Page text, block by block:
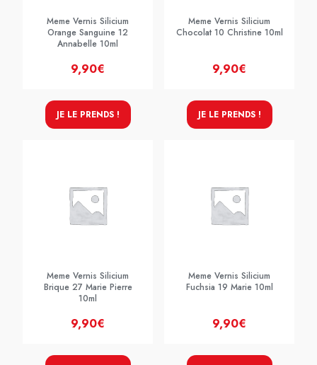
Meme Vernis Silicium
Orange Sanguine 12
Annabelle 10ml
9,90€
JE LE PRENDS !
Meme Vernis Silicium
Chocolat 10 Christine 10ml
9,90€
JE LE PRENDS !
Meme Vernis Silicium
Brique 27 Marie Pierre
10ml
9,90€
Meme Vernis Silicium
Fuchsia 19 Marie 10ml
9,90€